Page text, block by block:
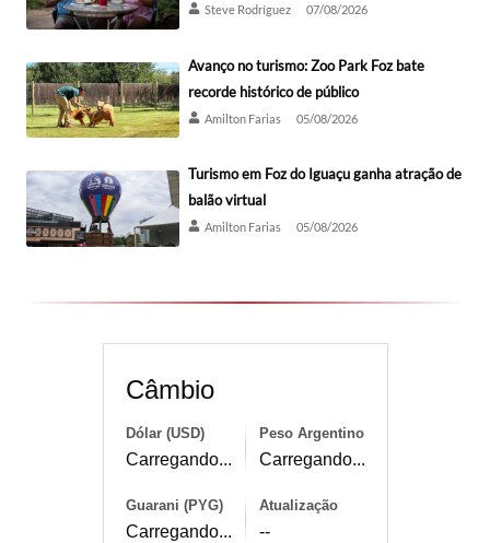
Steve Rodríguez 07/08/2026
Avanço no turismo: Zoo Park Foz bate
recorde histórico de público
Amilton Farias 05/08/2026
Turismo em Foz do Iguaçu ganha atração de
balão virtual
Amilton Farias 05/08/2026
Câmbio
Dólar (USD)
Carregando...
Peso Argentino
Carregando...
Guarani (PYG)
Carregando...
Atualização
--